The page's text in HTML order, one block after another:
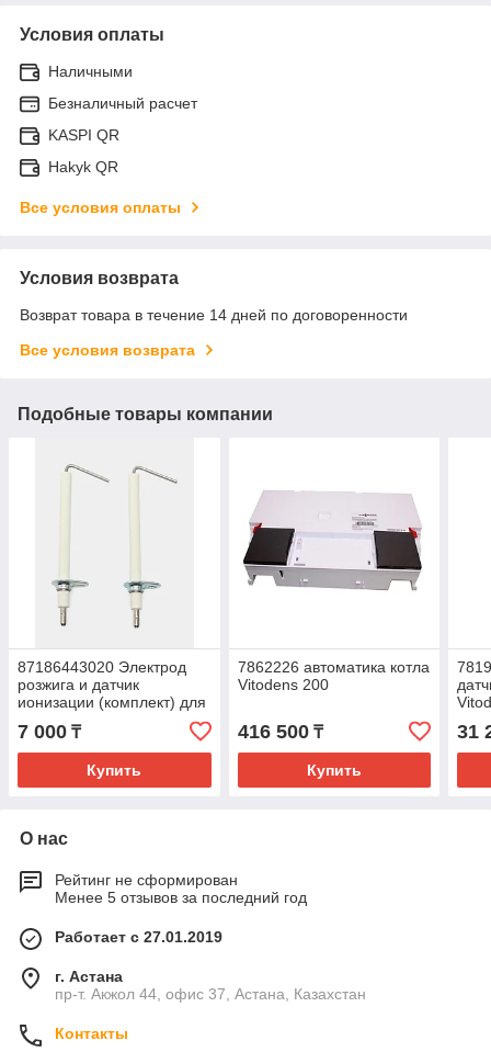
Условия оплаты
Наличными
Безналичный расчет
KASPI QR
Hakyk QR
Все условия оплаты
Условия возврата
Возврат товара в течение 14 дней по договоренности
Все условия возврата
Подобные товары компании
87186443020 Электрод
розжига и датчик
ионизации (комплект) для
котлов Buderus U072 /
Bosch GAZ6000
7 000 ₸
Купить
7862226 автоматика котла
Vitodens 200
416 500₸
Купить
31
О нас
Рейтинг не сформирован
Менее 5 отзывов за последний год
Работает с 27.01.2019
г. Астана
пр-т. Акжол 44, офис 37, Астана, Казахстан
Контакты